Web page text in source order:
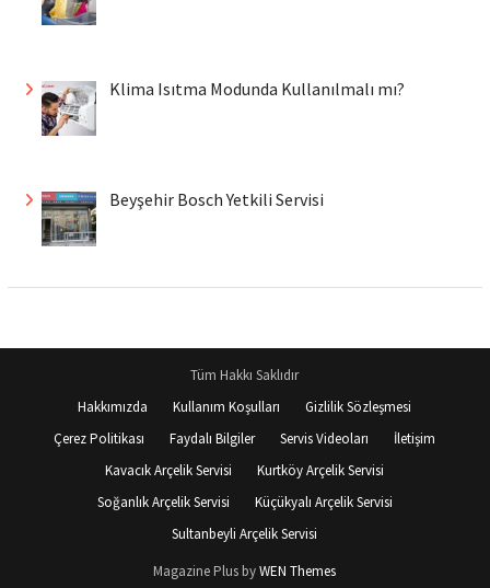
Klima Isıtma Modunda Kullanılmalı mı?
Beyşehir Bosch Yetkili Servisi
Tüm Hakkı Saklıdır
Hakkımızda
Kullanım Koşulları
Gizlilik Sözleşmesi
Çerez Politikası
Faydalı Bilgiler Servis Videoları
İletişim
Kavacık Arçelik Servisi
Kurtköy Arçelik Servisi
Soğanlık Arçelik Servisi
Küçükyalı Arçelik Servisi
Sultanbeyli Arçelik Servisi
Magazine Plus byWEN Themes